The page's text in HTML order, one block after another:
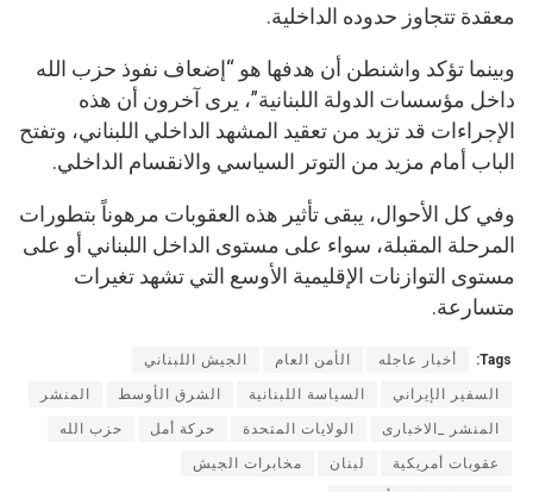
معقدة تتجاوز حدوده الداخلية.
وبينما تؤكد واشنطن أن هدفها هو “إضعاف نفوذ حزب الله
داخل مؤسسات الدولة اللبنانية”، يرى آخرون أن هذه
الإجراءات قد تزيد من تعقيد المشهد الداخلي اللبناني، وتفتح
الباب أمام مزيد من التوتر السياسي والانقسام الداخلي.
وفي كل الأحوال، يبقى تأثير هذه العقوبات مرهوناً بتطورات
المرحلة المقبلة، سواء على مستوى الداخل اللبناني أو على
مستوى التوازنات الإقليمية الأوسع التي تشهد تغيرات
متسارعة.
Tags: أخبار عاجله الأمن العام الجيش اللبناني
السفير الإيراني السياسة اللبنانية الشرق الأوسط المنشر
المنشر _الاخبارى الولايات المتحدة حركة أمل حزب الله
عقوبات أمريكية لبنان مخابرات الجيش